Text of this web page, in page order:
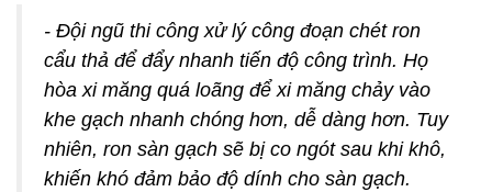
- Đội ngũ thi công xử lý công đoạn chét ron
cẩu thả để đẩy nhanh tiến độ công trình. Họ
hòa xi măng quá loãng để xi măng chảy vào
khe gạch nhanh chóng hơn, dễ dàng hơn. Tuy
nhiên, ron sàn gạch sẽ bị co ngót sau khi khô,
khiến khó đảm bảo độ dính cho sàn gạch.